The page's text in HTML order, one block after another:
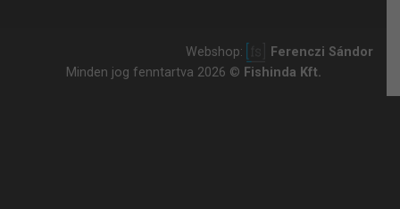
Webshop:
Ferenczi Sándor
Minden jog fenntartva 2026 © Fishinda Kft.